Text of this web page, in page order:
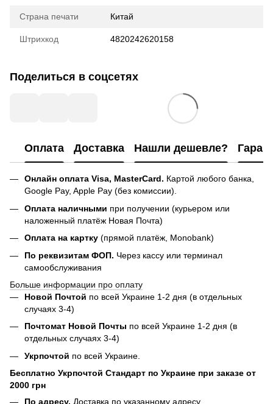
Страна печати Китай
Штрихкод 4820242620158
Поделиться в соцсетях
Оплата Доставка Нашли дешевле?
Онлайн оплата Visa, MasterCard. Картой любого банка,
Google Pay, Apple Pay (без комиссии).
Оплата наличными при получении (курьером или
наложенный платёж Новая Почта)
Оплата на картку (прямой платёж, Monobank)
По реквизитам ФОП. Через кассу или терминал
самообслуживания
Больше информации про оплату
Новой Почтой по всей Украине 1-2 дня (в отдельных
случаях 3-4)
Почтомат Новой Почты по всей Украине 1-2 дня (в
отдельных случаях 3-4)
Укрпочтой по всей Украине.
Бесплатно Укрпочтой Стандарт по Украине при заказе от
2000 грн
По адресу. Доставка по указанному адресу